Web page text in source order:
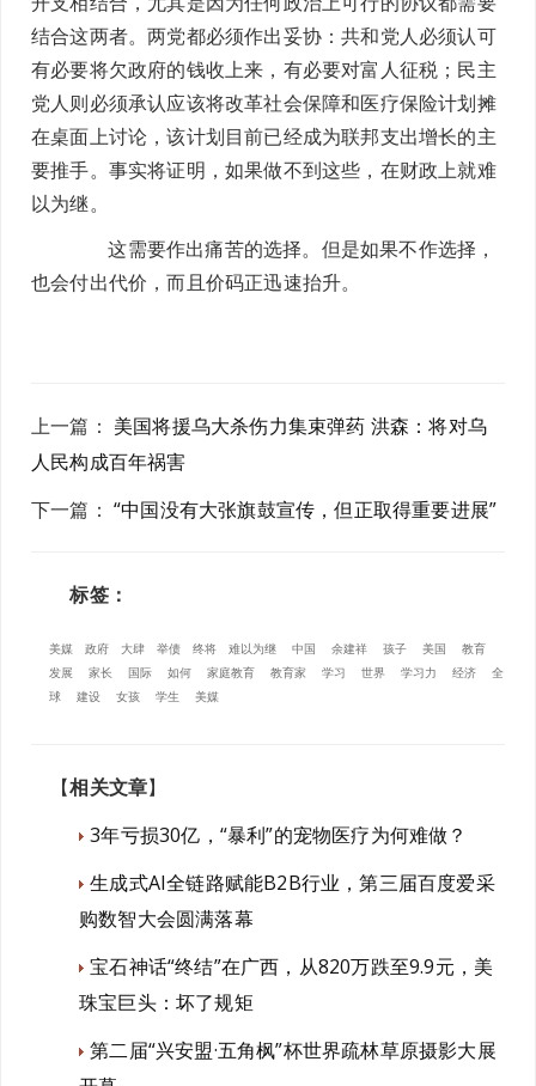
结合这两者。两党都必须作出妥协：共和党人必须认可
有必要将欠政府的钱收上来，有必要对富人征税；民主
党人则必须承认应该将改革社会保障和医疗保险计划摊
在桌面上讨论，该计划目前已经成为联邦支出增长的主
要推手。事实将证明，如果做不到这些，在财政上就难
以为继。
这需要作出痛苦的选择。但是如果不作选择，
也会付出代价，而且价码正迅速抬升。
上一篇 ： 美国将援乌大杀伤力集束弹药 洪森：将对乌
人民构成百年祸害
下一篇 ：“中国没有大张旗鼓宣传，但正取得重要进展”
标签：
美媒 政府 大肆 举债 终将 难以为继 中国 余建祥 孩子 美国
教育
发展
家长 国际 如何 家庭教育 教育家 学习 世界 学习力 经济
全
球
建设 女孩 学生 美媒
【相关文章】
3年亏损30亿，“暴利”的宠物医疗为何难做？
生成式AI全链路赋能B2B行业，第三届百度爱采
购数智大会圆满落幕
宝石神话“终结”在广西，从820万跌至9.9元，美
珠宝巨头：坏了规矩
第二届“兴安盟·五角枫”杯世界疏林草原摄影大展